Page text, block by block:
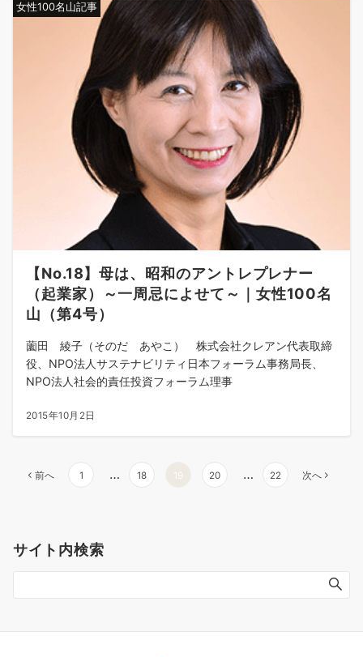
女性100名山記事
【No.18】母は、昭和のアントレプレナー
（起業家）～一周忌によせて～｜女性100名
山（第4号）
薗田 綾子（そのだ あやこ） 株式会社クレアン代表取締
役、NPO法人サステナビリティ日本フォーラム事務局長、
NPO法人社会的責任投資フォーラム理事
2015年10月2日
ー
ジ
前へ 1 … 18 19 20 … 22 次へ
サイト内検索